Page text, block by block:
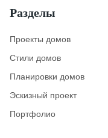
Разделы
Проекты домов
Стили домов
Планировки домов
Эскизный проект
Портфолио